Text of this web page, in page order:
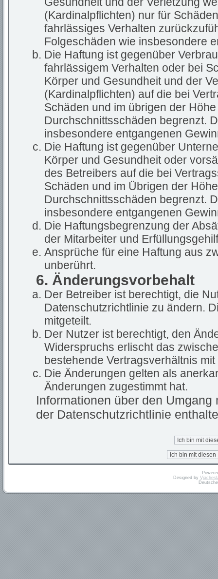
(Kardinalpflichten) nur für
fahrlässiges Verhalten
Folgeschäden wie insbesondere
Die Haftung ist gegenüber
fahrlässigem Verhalten oder bei
Körper und Gesundheit und der
(Kardinalpflichten) auf die bei
Schäden und im übrigen der
Durchschnittsschäden begrenzt.
insbesondere entgangenen
Die Haftung ist gegenüber
Körper und Gesundheit oder
des Betreibers auf die bei
Schäden und im Übrigen der
Durchschnittsschäden begrenzt.
insbesondere entgangenen
Die Haftungsbegrenzung der
der Mitarbeiter und
Ansprüche für eine Haftung aus
unberührt.
6. Änderungsvorbehalt
Der Betreiber ist berechtigt, die
Datenschutzrichtlinie zu ändern.
mitgeteilt.
Der Nutzer ist berechtigt, den
Widerspruchs erlischt das
bestehende Vertragsverhältnis
Die Änderungen gelten als
Änderungen zugestimmt hat.
Informationen über den
der Datenschutzrichtlinie
Designed by